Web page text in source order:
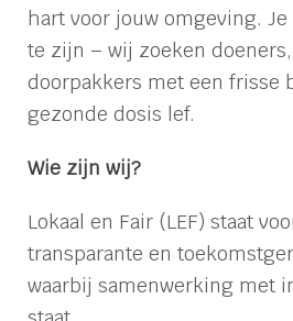
hart voor jouw omgeving.
te zijn – wij zoeken
doorpakkers met een frisse
gezonde dosis lef.
Wie zijn wij?
Lokaal en Fair (LEF) staat
transparante en
waarbij samenwerking met